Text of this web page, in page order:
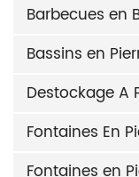
Barbecues en
Bassins en
Destockage A
Fontaines En
Fontaines en